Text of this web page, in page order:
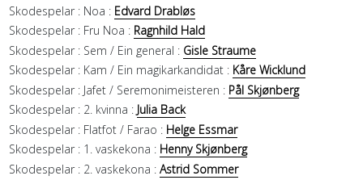
Skodespelar : Noa : Edvard Drabløs
Skodespelar : Fru Noa : Ragnhild Hald
Skodespelar : Sem / Ein general : Gisle Straume
Skodespelar : Kam / Ein magikarkandidat : Kåre Wicklund
Skodespelar : Jafet / Seremonimeisteren : Pål Skjønberg
Skodespelar : 2. kvinna : Julia Back
Skodespelar : Flatfot / Farao : Helge Essmar
Skodespelar : 1. vaskekona : Henny Skjønberg
Skodespelar : 2. vaskekona : Astrid Sommer